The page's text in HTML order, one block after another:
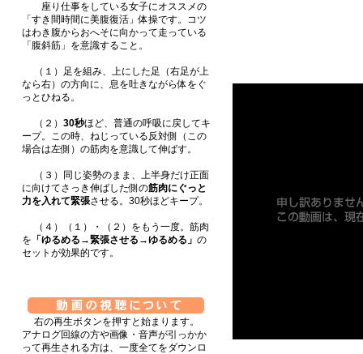
座り仕事をしている女子にオススメの
「すき間時間に美腹復活」体操です。コツ
はわき腹からおへそに向かって走っている
「腹斜筋」を意識すること。
（１）足を組み、上にした足（右足が上
なら右）の方向に、息を吐きながら体をぐ
っとひねる。
（２） 30秒ほど、普通の呼吸に戻してキ
ープ。この時、ねじっている反対側（この
場合は左側）の筋肉を意識して伸ばす。
（３）同じ姿勢のまま、上半身だけ正面
に向けてさっき伸ばした側の筋肉にぐっと
力を入れて緊張させる。30秒ほどキープ。
（４）（１）・（２）をもう一度。筋肉
を 「ゆるめる→緊張させる→ゆるめる」 の
セットが効果的です。
右の再生ボタンを押すと始まります。
アナログ回線の方や画像・音声が引っかか
って再生される方は、一度全てをダウンロ